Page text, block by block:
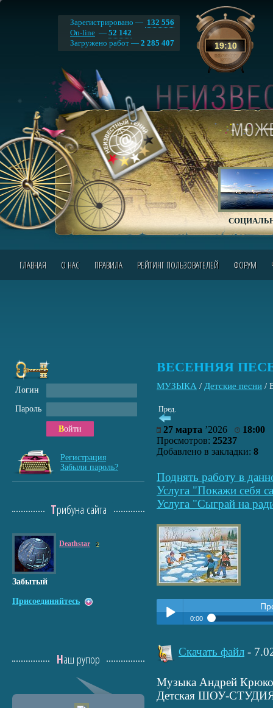
19:10
Зарегистрировано — 132 556
On-line — 52 142
Загружено работ — 2 285 407
ГЛАВНАЯ О НАС ПРАВИЛА РЕЙТИНГ ПОЛЬЗОВАТЕЛЕЙ ФОРУМ
ВЕСЕННЯЯ
МУЗЫКА / Детские песни /
Пред.
27 марта ’2026
18:00
Просмотров: 25237
Добавлено в закладки: 8
Поднять работу в
Услуга "Покажи себя
Услуга "Сыграй на
Play /
0:00
Скачать файл -
Музыка Андрей
Детская ШОУ-
Логин
Пароль
Войти
Регистрация
Забыли пароль?
Трибуна сайта
Deathstar 2
Забытый
Присоединяйтесь
Наш рупор